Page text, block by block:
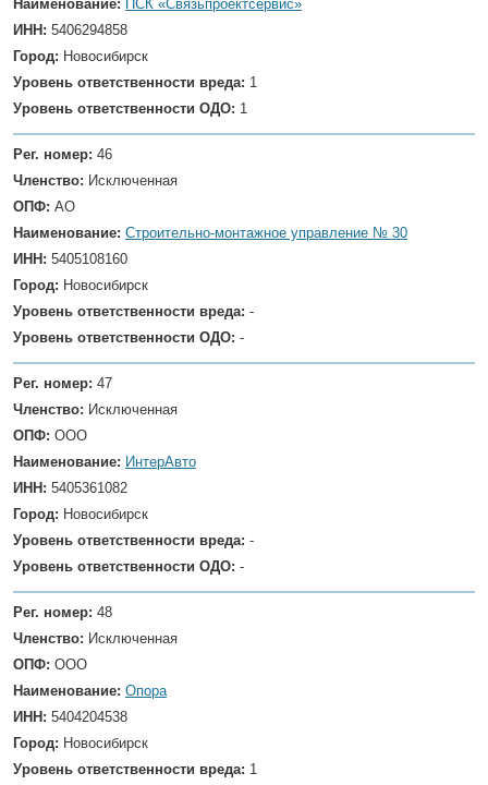
Наименование:
ПСК «Связьпроектсервис»
ИНН: 5406294858
Город: Новосибирск
Уровень ответственности вреда: 1
Уровень ответственности ОДО: 1
Рег. номер: 46
Членство: Исключенная
ОПФ: АО
Наименование: Строительно-монтажное управление № 30
ИНН: 5405108160
Город: Новосибирск
Уровень ответственности вреда: -
Уровень ответственности ОДО: -
Рег. номер: 47
Членство: Исключенная
ОПФ: ООО
Наименование: ИнтерАвто
ИНН: 5405361082
Город: Новосибирск
Уровень ответственности вреда: -
Уровень ответственности ОДО: -
Рег. номер: 48
Членство: Исключенная
ОПФ: ООО
Наименование: Опора
ИНН: 5404204538
Город: Новосибирск
Уровень ответственности вреда: 1